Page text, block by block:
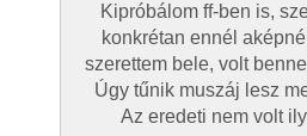
Kipróbálom ff-ben is,
konkrétan ennél
szerettem bele, volt
Úgy tűnik muszáj lesz
Az eredeti nem volt